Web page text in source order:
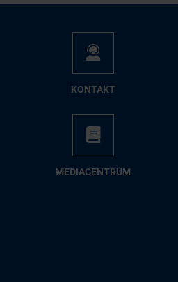
KON­TAKT
ME­DIA­CEN­TRUM